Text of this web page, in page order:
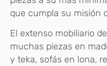
que cumpla su misión
El extenso mobiliario
muchas piezas en
y teka, sofás en lona,